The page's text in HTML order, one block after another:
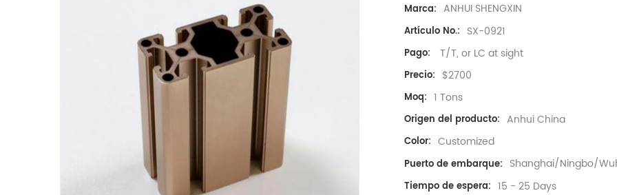
Marca: ANHUI SHENGXIN
Artículo No.: SX-0921
Pago: T/T, or LC at sight
Precio: $2700
Moq: 1 Tons
Origen del producto: Anhui China
Color: Customized
Puerto de embarque: Shanghai/Ningbo/
Tiempo de espera: 15 - 25 Days